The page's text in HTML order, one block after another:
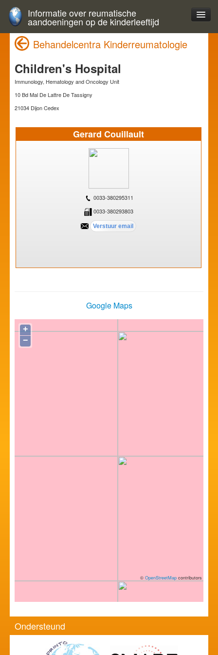
Informatie over reumatische
aandoeningen op de kinderleeftijd
Behandelcentra Kinderreumatologie
Children's Hospital
Immunology, Hematology and Oncology Unit
10 Bd Mal De Lattre De Tassigny
21034 Dijon Cedex
Gerard Couillault
0033-380295311
0033-380293803
Google Maps
+
−
© OpenStreetMap contributors
Ondersteund